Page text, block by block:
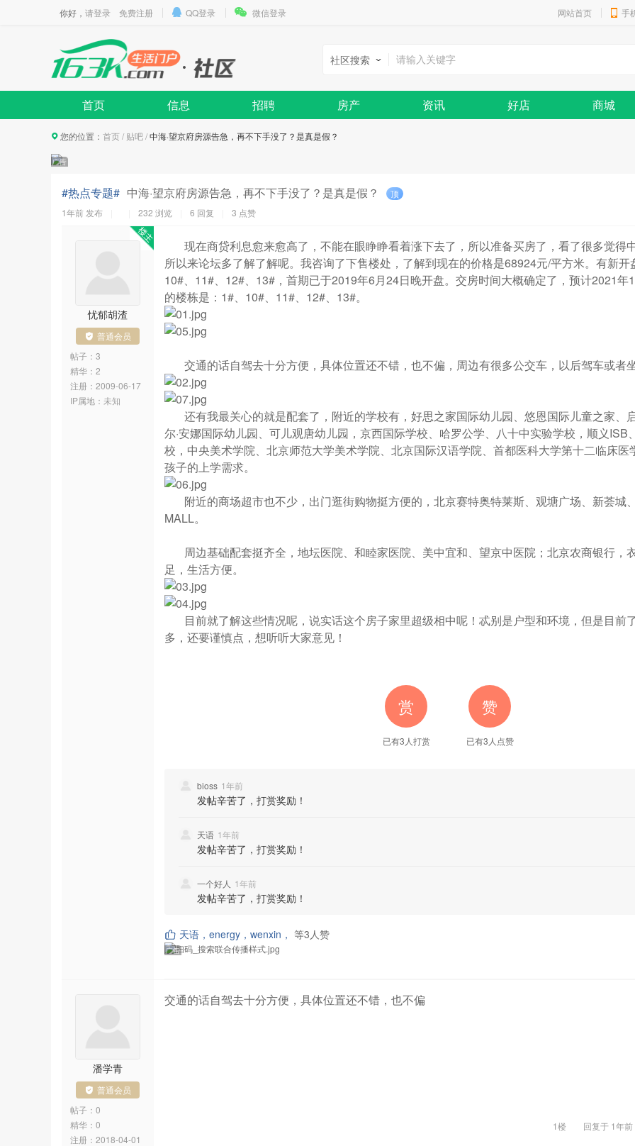
你好， 请登录 免费注册 QQ登录 微信登录 网站首页 手
社区搜索
首页 信息 招聘 房产 资讯 好店 商城
您的位置： 首页/ 贴吧/中海·望京府房源告急，再不下手没了？是真是假？
#热点专题# 中海·望京府房源告急，再不下手没了？是真是假？
顶
1年前 发布 232 浏览 6 回复 3 点赞
忧郁胡渣
普通会员
帖子：3
精华：2
注册： 2009-06-17
IP属地： 未知
现在商贷利息愈来愈高了，不能在眼睁睁看着涨下去了，所以准备买房了，看了很多觉得
所以来论坛多了解了解呢。我咨询了下售楼处，了解到现在的价格是68924元/平方米。有新开
10#、11#、12#、13#，首期已于2019年6月24日晚开盘。交房时间大概确定了，预计2021年
的楼栋是：1#、10#、11#、12#、13#。
交通的话自驾去十分方便，具体位置还不错，也不偏，周边有很多公交车，以后驾车或者
还有我最关心的就是配套了，附近的学校有，好思之家国际幼儿园、悠恩国际儿童之家、
尔·安娜国际幼儿园、可儿观唐幼儿园，京西国际学校、哈罗公学、八十中实验学校，顺义ISB
校，中央美术学院、北京师范大学美术学院、北京国际汉语学院、首都医科大学第十二临床医
孩子的上学需求。
附近的商场超市也不少，出门逛街购物挺方便的，北京赛特奥特莱斯、观塘广场、新荟城
MALL。
周边基础配套挺齐全，地坛医院、和睦家医院、美中宜和、望京中医院；北京农商银行，
足，生活方便。
目前就了解这些情况呢，说实话这个房子家里超级相中呢！忒别是户型和环境，但是目前
多，还要谨慎点，想听听大家意见！
赏
已有3人打赏
赞
已有3 人点赞
bioss 1年前
发帖辛苦了，打赏奖励！
天语 1年前
发帖辛苦了，打赏奖励！
一个好人 1年前
发帖辛苦了，打赏奖励！
天语，energy，wenxin， 等3人赞
潘学青
普通会员
帖子：0
精华：0
注册： 2018-04-01
交通的话自驾去十分方便，具体位置还不错，也不偏
1楼 回复于 1年前